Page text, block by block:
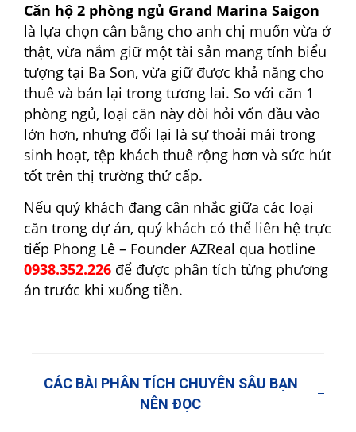
Căn hộ 2 phòng ngủ Grand Marina Saigon
là lựa chọn cân bằng cho anh chị muốn vừa ở
thật, vừa nắm giữ một tài sản mang tính biểu
tượng tại Ba Son, vừa giữ được khả năng cho
thuê và bán lại trong tương lai. So với căn 1
phòng ngủ, loại căn này đòi hỏi vốn đầu vào
lớn hơn, nhưng đổi lại là sự thoải mái trong
sinh hoạt, tệp khách thuê rộng hơn và sức hút
tốt trên thị trường thứ cấp.
Nếu quý khách đang cân nhắc giữa các loại
căn trong dự án, quý khách có thể liên hệ trực
tiếp Phong Lê – Founder AZReal qua hotline
0938.352.226 để được phân tích từng phương
án trước khi xuống tiền.
CÁC BÀI PHÂN TÍCH CHUYÊN SÂU BẠN
NÊN ĐỌC